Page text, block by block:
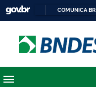
COMUNICA BR